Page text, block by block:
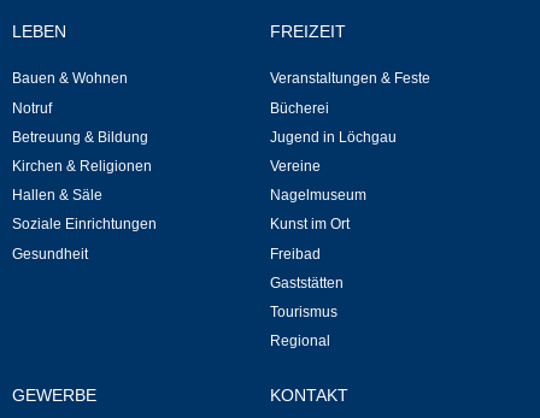
Nagelmuseum
Kunst im Ort
Dorfrundgang
LEBEN
Bauen & Wohnen
Notruf
Betreuung & Bildung
Kirchen & Religionen
Hallen & Säle
Soziale Einrichtungen
Gesundheit
FREIZEIT
Veranstaltungen & Feste
Bücherei
Jugend in Löchgau
Vereine
Nagelmuseum
Kunst im Ort
Freibad
Gaststätten
Tourismus
Regional
GEWERBE KONTAKT